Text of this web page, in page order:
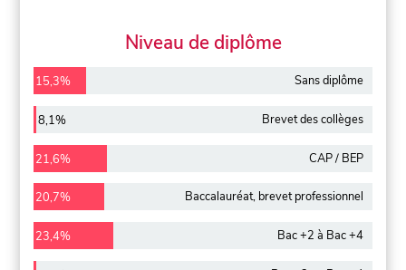
Niveau de diplôme
15,3% Sans diplôme
8,1% Brevet des collèges
21,6% CAP / BEP
20,7% Baccalauréat, brevet professionnel
23,4% Bac +2 à Bac +4